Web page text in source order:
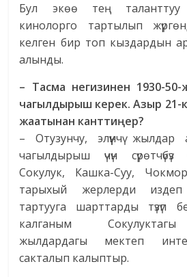
Бул экөө тең
кинолорго тартылып
келген бир топ кыздардын
алынды.
– Тасма негизинен 1930-
чагылдырыш керек. Азыр
жаатынан канттиңер?
– Отузунчу, элүүнчү
чагылдырыш үчүн
Сокулук, Кашка-Суу,
тарыхый жерлерди
тартууга шарттарды түзүп
калганым
жылдардагы мектеп
сакталып калыптыр.